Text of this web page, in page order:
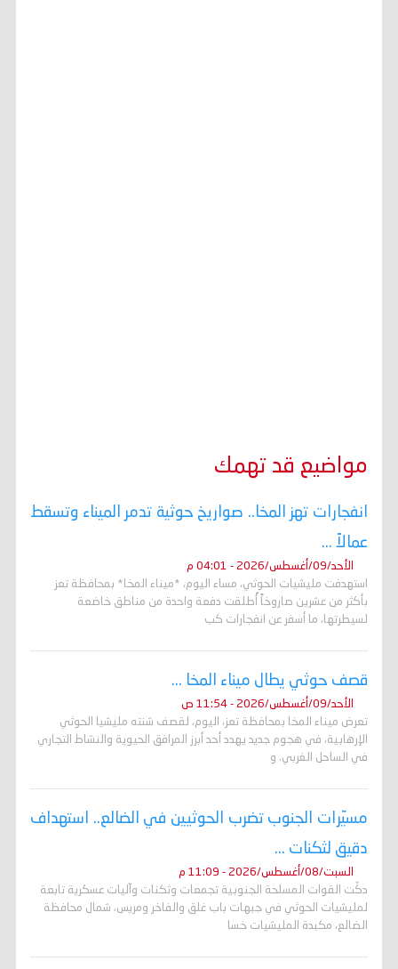
مواضيع قد تهمك
انفجارات تهز المخا.. صواريخ حوثية تدمر الميناء وتسقط
عمالاً ...
الأحد/09/أغسطس/2026 - 04:01 م
استهدفت مليشيات الحوثي، مساء اليوم، *ميناء المخا* بمحافظة تعز
بأكثر من عشرين صاروخاً أُطلقت دفعة واحدة من مناطق خاضعة
لسيطرتها، ما أسفر عن انفجارات كب
قصف حوثي يطال ميناء المخا ...
الأحد/09/أغسطس/2026 - 11:54 ص
تعرض ميناء المخا بمحافظة تعز، اليوم، لقصف شنته مليشيا الحوثي
الإرهابية، في هجوم جديد يهدد أحد أبرز المرافق الحيوية والنشاط التجاري
في الساحل الغربي. و
مسيّرات الجنوب تضرب الحوثيين في الضالع.. استهداف
دقيق لثكنات ...
السبت/08/أغسطس/2026 - 11:09 م
دكّت القوات المسلحة الجنوبية تجمعات وثكنات وآليات عسكرية تابعة
لمليشيات الحوثي في جبهات باب غلق والفاخر ومريس، شمال محافظة
الضالع، مكبدة المليشيات خسا